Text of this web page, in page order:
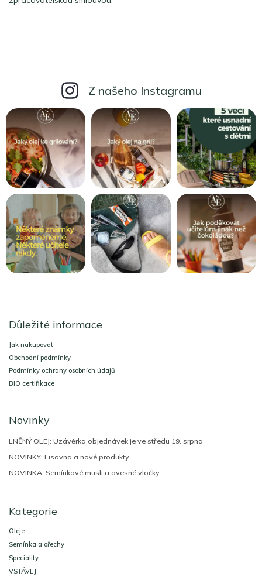
Z našeho Instagramu
Důležité informace
Jak nakupovat
Obchodní podmínky
Podmínky ochrany osobních údajů
BIO certifikace
Novinky
LNĚNÝ OLEJ: Uzávěrka objednávek je ve středu 19. srpna
NOVINKY: Lisovna a nové produkty
NOVINKA: Semínkové müsli a ovesné vločky
Kategorie
Oleje
Semínka a ořechy
Speciality
VSTÁVEJ